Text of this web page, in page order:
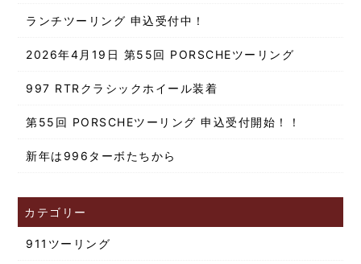
ランチツーリング 申込受付中！
2026年4月19日 第55回 PORSCHEツーリング
997 RTRクラシックホイール装着
第55回 PORSCHEツーリング 申込受付開始！！
新年は996ターボたちから
カテゴリー
911ツーリング